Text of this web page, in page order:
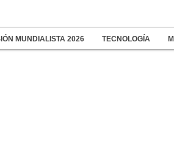
MUNDIALISTA 2026 TECNOLOGÍA